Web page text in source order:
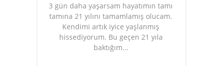
3 gün daha yaşarsam hayatımın tamı
tamına 21 yılını tamamlamış olucam.
Kendimi artık iyice yaşlanmış
hissediyorum. Bu geçen 21 yıla
baktığım...